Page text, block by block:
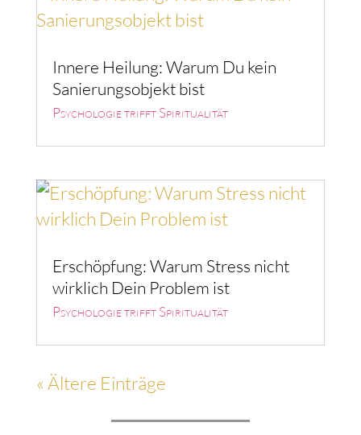
Innere Heilung: Warum Du kein
Sanierungsobjekt bist
Psychologie trifft Spiritualität
Erschöpfung: Warum Stress nicht
wirklich Dein Problem ist
Psychologie trifft Spiritualität
« Ältere Einträge